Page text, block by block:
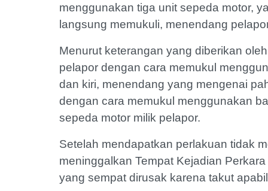
menggunakan tiga unit sepeda motor,
langsung memukuli, menendang
Menurut keterangan yang diberikan
pelapor dengan cara memukul
dan kiri, menendang yang mengenai
dengan cara memukul menggunakan
sepeda motor milik pelapor.
Setelah mendapatkan perlakuan tidak
meninggalkan Tempat Kejadian
yang sempat dirusak karena takut